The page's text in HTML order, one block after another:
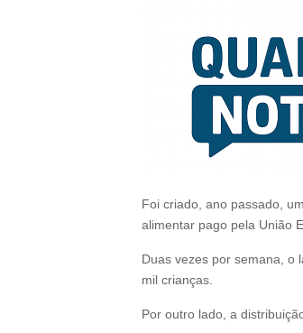
Foi criado, ano passado,
alimentar pago pela União
Duas vezes por semana, o
mil crianças.
Por outro lado, a